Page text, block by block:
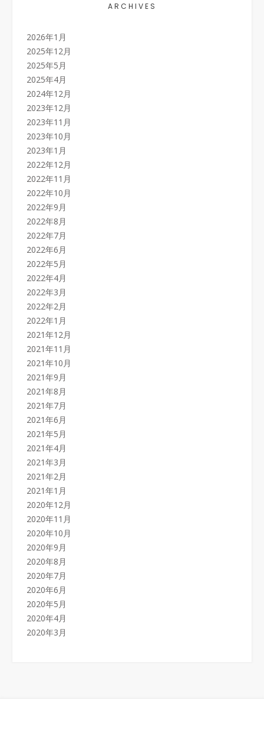
ARCHIVES
2026年1月
2025年12月
2025年5月
2025年4月
2024年12月
2023年12月
2023年11月
2023年10月
2023年1月
2022年12月
2022年11月
2022年10月
2022年9月
2022年8月
2022年7月
2022年6月
2022年5月
2022年4月
2022年3月
2022年2月
2022年1月
2021年12月
2021年11月
2021年10月
2021年9月
2021年8月
2021年7月
2021年6月
2021年5月
2021年4月
2021年3月
2021年2月
2021年1月
2020年12月
2020年11月
2020年10月
2020年9月
2020年8月
2020年7月
2020年6月
2020年5月
2020年4月
2020年3月